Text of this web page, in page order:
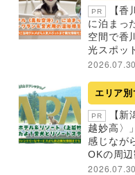
PR
【香
に泊まっ
空間で香
光スポッ
2026.07.30
エリア
PR
【新
越妙高〉
感じなが
OKの周
2026.07.30